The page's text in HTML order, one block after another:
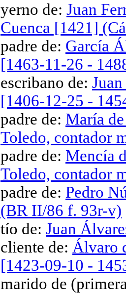
yerno de: Juan
Cuenca [1421]
padre de: García
[1463-11-26 -
escribano de:
[1406-12-25 -
padre de: María
Toledo, contador
padre de: Mencía
Toledo, contador
padre de: Pedro
(BR II/86 f. 93r-v)
tío de: Juan
cliente de: Álvaro
[1423-09-10 -
marido de